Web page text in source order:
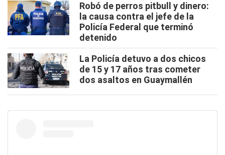
Robó de perros pitbull y dinero:
la causa contra el jefe de la
Policía Federal que terminó
detenido
La Policía detuvo a dos chicos
de 15 y 17 años tras cometer
dos asaltos en Guaymallén